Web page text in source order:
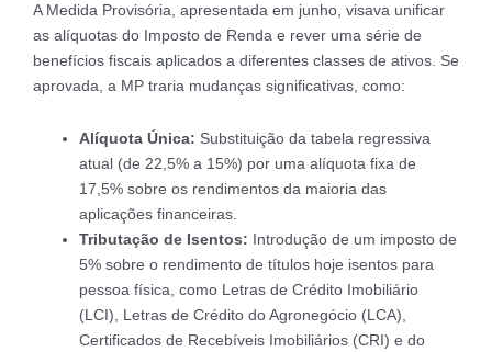
A Medida Provisória, apresentada em junho, visava unificar
as alíquotas do Imposto de Renda e rever uma série de
benefícios fiscais aplicados a diferentes classes de ativos. Se
aprovada, a MP traria mudanças significativas, como:
Alíquota Única: Substituição da tabela regressiva
atual (de 22,5% a 15%) por uma alíquota fixa de
17,5% sobre os rendimentos da maioria das
aplicações financeiras.
Tributação de Isentos: Introdução de um imposto de
5% sobre o rendimento de títulos hoje isentos para
pessoa física, como Letras de Crédito Imobiliário
(LCI), Letras de Crédito do Agronegócio (LCA),
Certificados de Recebíveis Imobiliários (CRI) e do